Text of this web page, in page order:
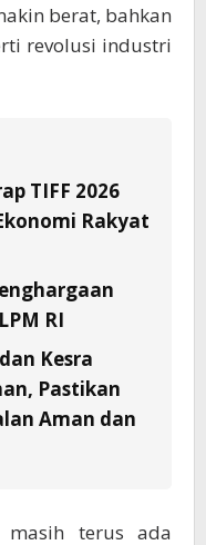
berat, bahkan
revolusi industri
TIFF 2026
Rakyat
RI
Kesra
Pastikan
Aman dan
masih terus ada